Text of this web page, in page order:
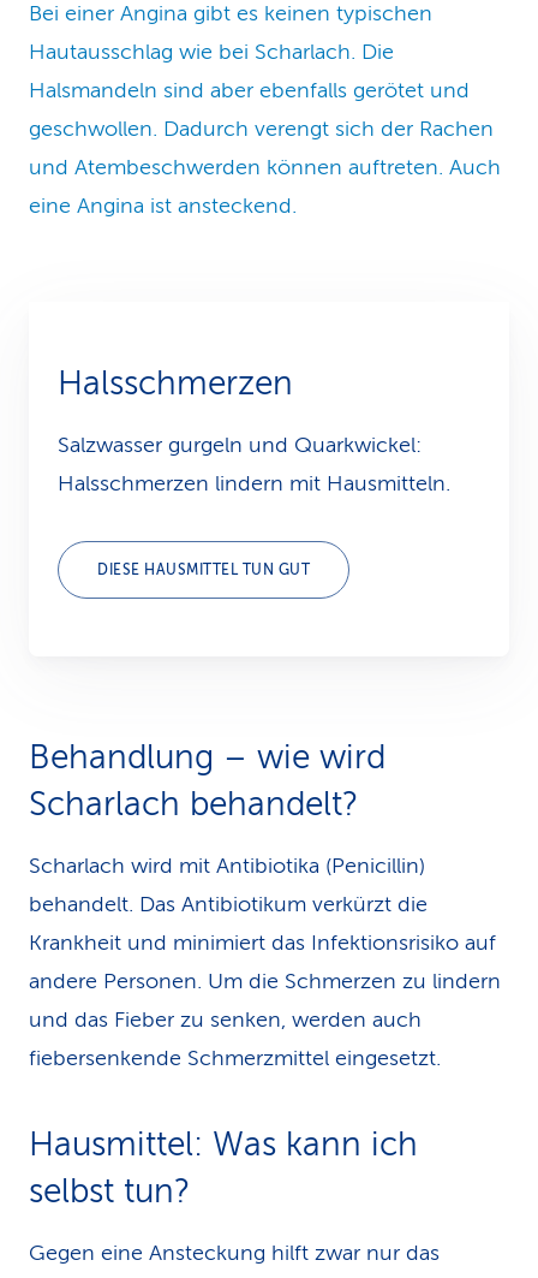
Bei einer Angina gibt es keinen typischen
Hautausschlag wie bei Scharlach. Die
Halsmandeln sind aber ebenfalls gerötet und
geschwollen. Dadurch verengt sich der Rachen
und Atembeschwerden können auftreten. Auch
eine Angina ist ansteckend.
Halsschmerzen
Salzwasser gurgeln und Quarkwickel:
Halsschmerzen lindern mit Hausmitteln.
DIESE HAUSMITTEL TUN GUT
Behandlung – wie wird
Scharlach behandelt?
Scharlach wird mit Antibiotika (Penicillin)
behandelt. Das Antibiotikum verkürzt die
Krankheit und minimiert das Infektionsrisiko auf
andere Personen. Um die Schmerzen zu lindern
und das Fieber zu senken, werden auch
fiebersenkende Schmerzmittel eingesetzt.
Hausmittel: Was kann ich
selbst tun?
Gegen eine Ansteckung hilft zwar nur das